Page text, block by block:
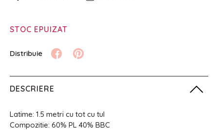
STOC EPUIZAT
DESCRIERE
Latime: 1.5 metri cu tot cu tul
Compozitie: 60% PL 40% BBC